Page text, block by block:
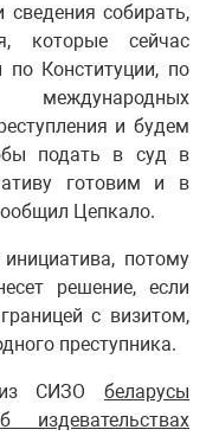
собирать,
которые сейчас
по Конституции, по
и будем
подать в суд в
готовим и в
Цепкало.
потому
решение, если
с визитом,
преступника.
из СИЗО беларусы
издевательствах